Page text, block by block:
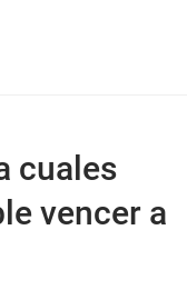
cuales
vencer a